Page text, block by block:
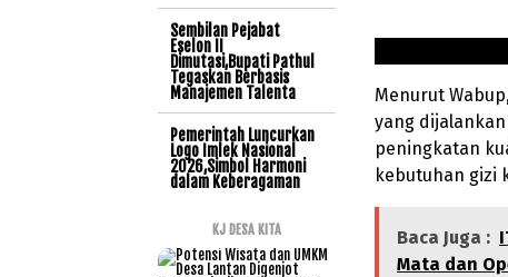
Menurut
yang
peningkatan
kebutuhan gizi
Baca Juga :
Mata dan
Sembilan Pejabat
Eselon II
Dimutasi,Bupati Pathul
Tegaskan Berbasis
Manajemen Talenta
Pemerintah Luncurkan
Logo Imlek Nasional
2026,Simbol Harmoni
dalam Keberagaman
KJ DESA KITA